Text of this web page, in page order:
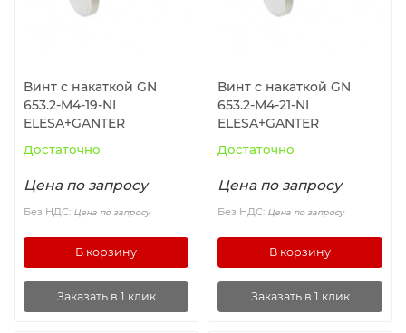
Компоненты линейного движения
Вакуумные компоненты
Станочные приспособления
Винт с накаткой GN
653.2-M4-19-NI
ELESA+GANTER
Достаточно
Цена по запросу
Без НДС: Цена по запросу
В корзину
Заказать в 1 клик
Винт с накаткой GN
653.2-M4-21-NI
ELESA+GANTER
Достаточно
Цена по запросу
Без НДС: Цена по запросу
В корзину
Заказать в 1 клик